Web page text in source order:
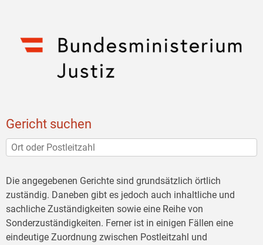
Gericht suchen
Die angegebenen Gerichte sind grundsätzlich örtlich
zuständig. Daneben gibt es jedoch auch inhaltliche und
sachliche Zuständigkeiten sowie eine Reihe von
Sonderzuständigkeiten. Ferner ist in einigen Fällen eine
eindeutige Zuordnung zwischen Postleitzahl und